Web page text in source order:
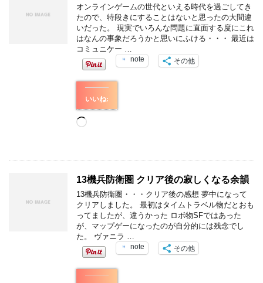
オンラインゲームの世代といえる時代を過ごしてき
たので、特段きにすることはないと思ったの大間違
いだった。 現実でいろんな問題に直面する度にこれ
はなんの事象だろうかと思いにふける・・・ 最近は
コミュニケー …
note その他
いいね:
読
み
13機兵防衛圏 クリア後の寂しくなる余韻
13機兵防衛圏・・・クリア後の感想 夢中になって
クリアしました。 最初はタイムトラベル物だとおも
ってましたが、違うかった ロボ物SFではあった
が、マップゲーになったのが自分的には残念でし
た。 ヴァニラ …
note その他